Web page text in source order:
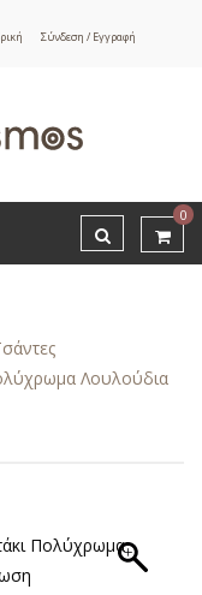
Σύνδεση / Εγγραφή
0
Λουλούδια